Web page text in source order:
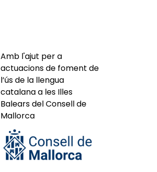
Amb l'ajut per a
actuacions de foment de
l’ús de la llengua
catalana a les Illes
Balears del Consell de
Mallorca